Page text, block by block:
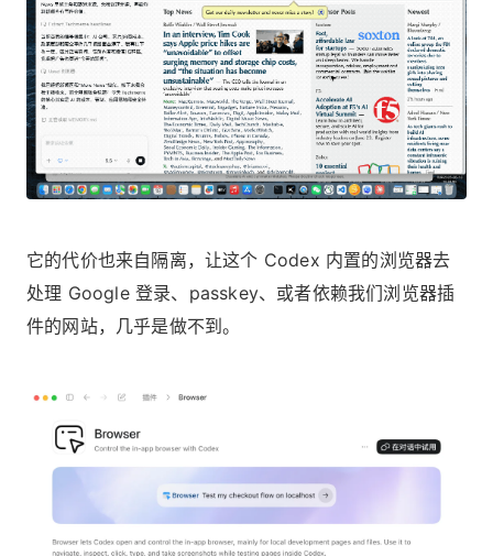
它的代价也来自隔离，让这个 Codex 内置的浏览器去
处理 Google 登录、passkey、或者依赖我们浏览器插
件的网站，几乎是做不到。